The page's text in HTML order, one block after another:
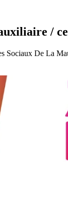
/
Sociaux De La